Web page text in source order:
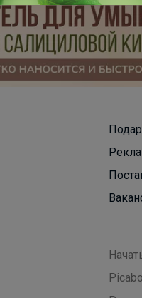
коллекция от
качество за